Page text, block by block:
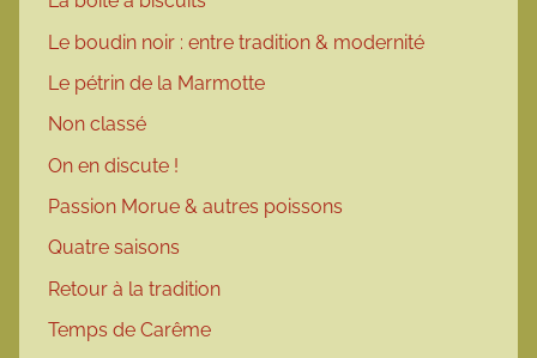
Le boudin noir : entre tradition & modernité
Le pétrin de la Marmotte
Non classé
On en discute !
Passion Morue & autres poissons
Quatre saisons
Retour à la tradition
Temps de Carême